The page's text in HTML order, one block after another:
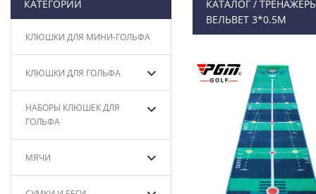
КАТЕГОРИИ
КЛЮШКИ ДЛЯ МИНИ-ГОЛЬФА
КЛЮШКИ ДЛЯ ГОЛЬФА
НАБОРЫ КЛЮШЕК ДЛЯ
ГОЛЬФА
МЯЧИ
КАТАЛОГ/
ВЕЛЬВЕТ 3*0.5М